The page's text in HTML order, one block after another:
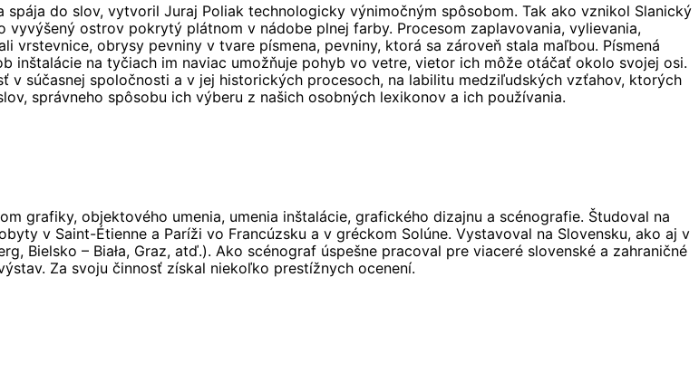
do slov, vytvoril Juraj Poliak technologicky výnimočným spôsobom. Tak ako vznikol Slanický
ostrov pokrytý plátnom v nádobe plnej farby. Procesom zaplavovania, vylievania,
obrysy pevniny v tvare písmena, pevniny, ktorá sa zároveň stala maľbou. Písmená
inštalácie na tyčiach im naviac umožňuje pohyb vo vetre, vietor ich môže otáčať okolo svojej osi.
súčasnej spoločnosti a v jej historických procesoch, na labilitu medziľudských vzťahov, ktorých
správneho spôsobu ich výberu z našich osobných lexikonov a ich používania.
grafiky, objektového umenia, umenia inštalácie, grafického dizajnu a scénografie. Študoval na
v Saint-Étienne a Paríži vo Francúzsku a v gréckom Solúne. Vystavoval na Slovensku, ako aj v
Bielsko – Biała, Graz, atď.). Ako scénograf úspešne pracoval pre viaceré slovenské a zahraničné
Za svoju činnosť získal niekoľko prestížnych ocenení.